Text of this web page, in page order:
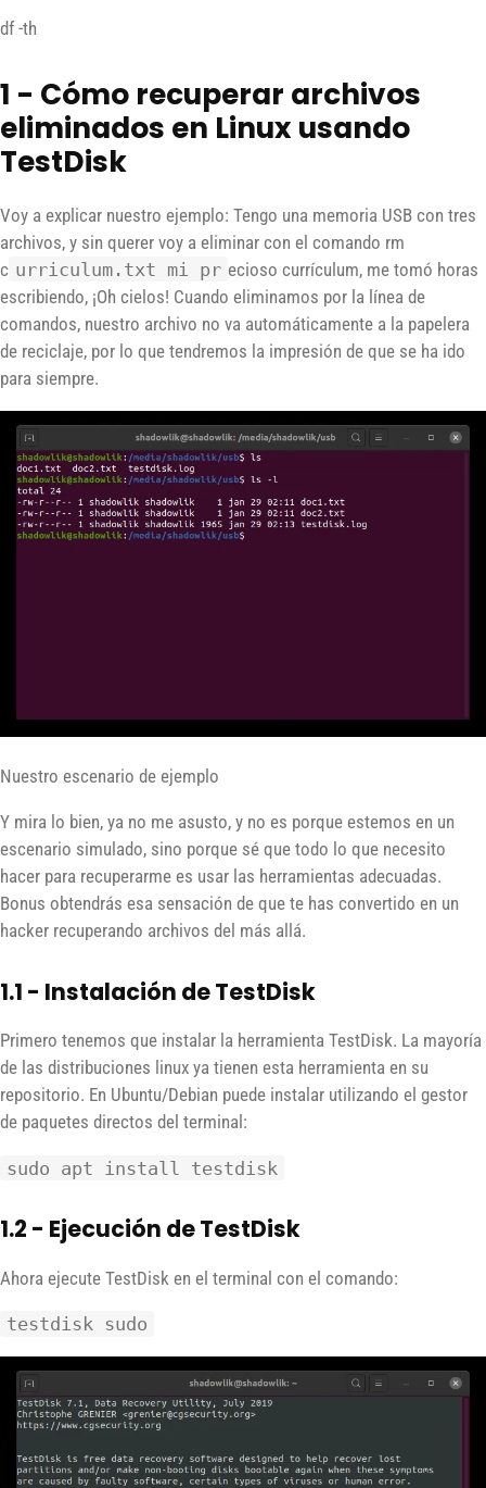
df -th
1 - Cómo recuperar archivos
eliminados en Linux usando
TestDisk
Voy a explicar nuestro ejemplo: Tengo una memoria USB con tres
archivos, y sin querer voy a eliminar con el comando rm
c urriculum.txt mi pr ecioso currículum, me tomó horas
escribiendo, ¡Oh cielos! Cuando eliminamos por la línea de
comandos, nuestro archivo no va automáticamente a la papelera
de reciclaje, por lo que tendremos la impresión de que se ha ido
para siempre.
Nuestro escenario de ejemplo
Y mira lo bien, ya no me asusto, y no es porque estemos en un
escenario simulado, sino porque sé que todo lo que necesito
hacer para recuperarme es usar las herramientas adecuadas.
Bonus obtendrás esa sensación de que te has convertido en un
hacker recuperando archivos del más allá.
1.1 - Instalación de TestDisk
Primero tenemos que instalar la herramienta TestDisk. La mayoría
de las distribuciones linux ya tienen esta herramienta en su
repositorio. En Ubuntu/Debian puede instalar utilizando el gestor
de paquetes directos del terminal:
sudo apt install testdisk
1.2 - Ejecución de TestDisk
Ahora ejecute TestDisk en el terminal con el comando:
testdisk sudo